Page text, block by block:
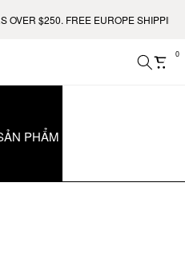
OVER $250. FREE EUROPE SHIPPING
0
PHẨM